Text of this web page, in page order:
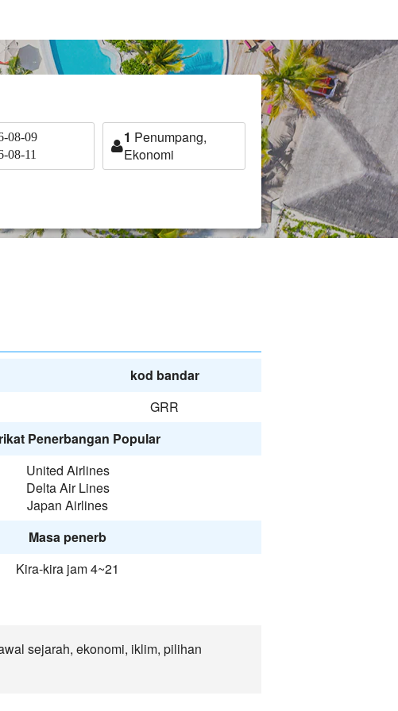
08-09
08-11
1 Penumpang,
Ekonomi
kod bandar
GRR
Penerbangan Popular
United Airlines
Delta Air Lines
Japan Airlines
Masa penerb
Kira-kira jam 4~21
sejarah, ekonomi, iklim, pilihan